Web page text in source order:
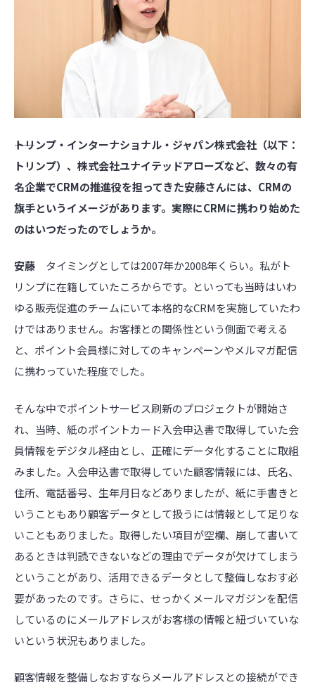
――トリンプ・インターナショナル・ジャパン株式会社（以下：
トリンプ）、株式会社ユナイテッドアローズなど、数々の有
名企業でCRMの推進役を担ってきた安藤さんには、CRMの
旗手というイメージがあります。実際にCRMに携わり始めた
のはいつだったのでしょうか。
安藤 タイミングとしては2007年か2008年くらい。私がト
リンプに在籍していたころからです。といっても当時はいわ
ゆる販売促進のチームにいて本格的なCRMを実施していたわ
けではありません。お客様との関係性という側面で考える
と、ポイント会員様に対してのキャンペーンやメルマガ配信
に携わっていた程度でした。
そんな中でポイントサービス刷新のプロジェクトが開始さ
れ、当時、紙のポイントカード入会申込書で取得していた会
員情報をデジタル経由とし、正確にデータ化することに取組
みました。入会申込書で取得していた顧客情報には、氏名、
住所、電話番号、生年月日などありましたが、紙に手書きと
いうこともあり顧客データとして扱うには情報として足りな
いこともありました。取得したい項目が空欄、崩して書いて
あるときは判読できないなどの理由でデータが欠けてしまう
ということがあり、活用できるデータとして整備しなおす必
要があったのです。さらに、せっかくメールマガジンを配信
しているのにメールアドレスがお客様の情報と紐づいていな
いという状況もありました。
顧客情報を整備しなおすならメールアドレスとの接続ができ